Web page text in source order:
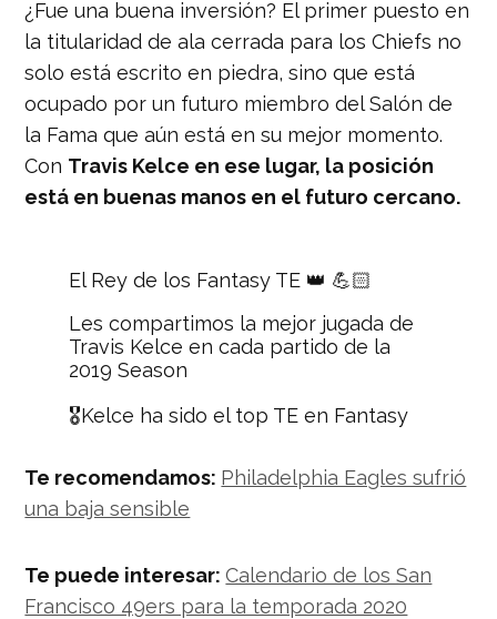
¿Fue una buena inversión? El primer puesto en
la titularidad de ala cerrada para los Chiefs no
solo está escrito en piedra, sino que está
ocupado por un futuro miembro del Salón de
la Fama que aún está en su mejor momento.
Con Travis Kelce en ese lugar, la posición
está en buenas manos en el futuro cercano.
El Rey de los Fantasy TE 👑 💪🏻
Les compartimos la mejor jugada de
Travis Kelce en cada partido de la
2019 Season
🎖Kelce ha sido el top TE en Fantasy
este.. vayan por el en la Segunda
Ronda de sus Drafts🎖
pic.twitter.com/iDc7Ox10GY
— FantasyFootballMEX
(@FantasyMex)
August 22, 2020
Te recomendamos: Philadelphia Eagles sufrió
una baja sensible
Te puede interesar:Calendario de los San
Francisco 49ers para la temporada 2020